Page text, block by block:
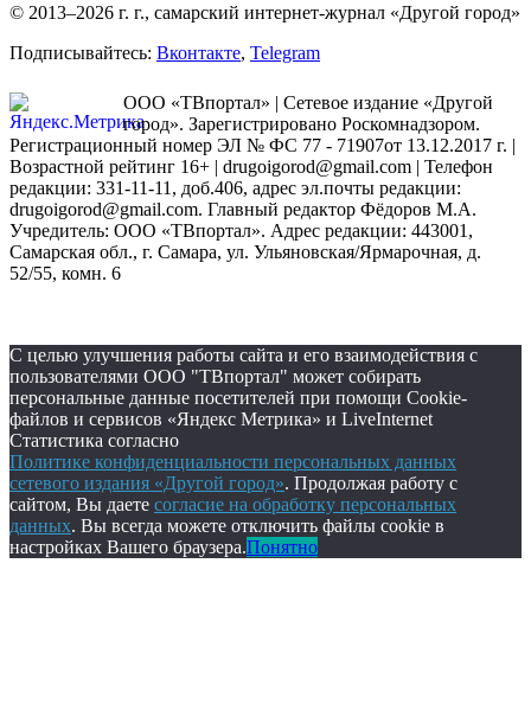
© 2013–2026 г. г., самарский интернет-журнал «Другой город»
Подписывайтесь: Вконтакте, Telegram
ООО «ТВпортал» | Сетевое издание «Другой
город». Зарегистрировано Роскомнадзором.
Регистрационный номер ЭЛ № ФС 77 - 71907от 13.12.2017 г. |
Возрастной рейтинг 16+ | drugoigorod@gmail.com | Телефон
редакции: 331-11-11, доб.406, адрес эл.почты редакции:
drugoigorod@gmail.com. Главный редактор Фёдоров М.А.
Учредитель: ООО «ТВпортал». Адрес редакции: 443001,
Самарская обл., г. Самара, ул. Ульяновская/Ярмарочная, д.
52/55, комн. 6
С целью улучшения работы сайта и его взаимодействия с
пользователями ООО "ТВпортал" может собирать
персональные данные посетителей при помощи Cookie-
файлов и сервисов «Яндекс Метрика» и LiveInternet
Статистика согласно
Политике конфиденциальности персональных данных
сетевого издания «Другой город». Продолжая работу с
сайтом, Вы даете согласие на обработку персональных
данных. Вы всегда можете отключить файлы cookie в
настройках Вашего браузера.Понятно